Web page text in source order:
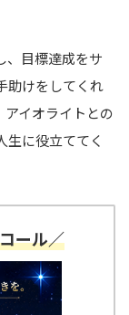
、目標達成をサ
助けをしてくれ
イオライトとの
生に役立ててく
ール／